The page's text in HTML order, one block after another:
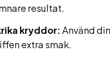
resultat.
kryddor: Använd
extra smak.